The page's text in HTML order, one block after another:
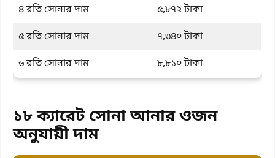
৪ রতি সোনার দাম
৫,৮৭২ টাকা
৫ রতি সোনার দাম
৭,৩৪০ টাকা
৬ রতি সোনার দাম
৮,৮১০ টাকা
১৮ ক্যারেট সোনা আনার ওজন
অনুযায়ী দাম